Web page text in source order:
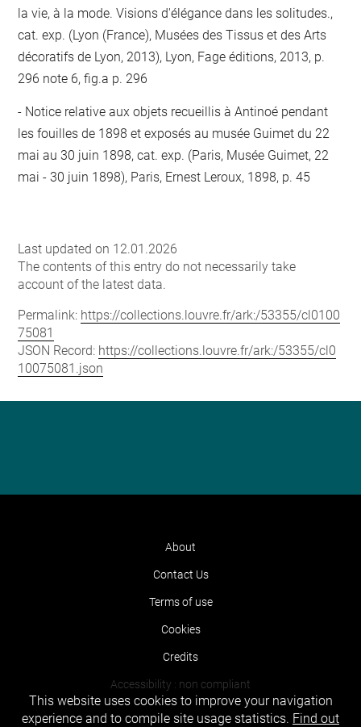
la vie, à la mode. Visions d'élégance dans les solitudes.,
cat. exp. (Lyon (France), Musées des Tissus et des Arts
décoratifs de Lyon, 2013), Lyon, Fage éditions, 2013, p.
296 note 6, fig.a p. 296
Notice relative aux objets recueillis à Antinoé pendant
les fouilles de 1898 et exposés au musée Guimet du 22
mai au 30 juin 1898, cat. exp. (Paris, Musée Guimet, 22
mai - 30 juin 1898), Paris, Ernest Leroux, 1898, p. 45
Last updated on 12.01.2026
The contents of this entry do not necessarily take
account of the latest data.
Permalink: https://collections.louvre.fr/ark:/53355/cl0100
75081
JSON Record: https://collections.louvre.fr/ark:/53355/cl0
10075081.json
About
Contact Us
Terms of use
Cookies
Credits
Accessibility : non compliant
This website uses cookies to improve your navigation
experience and to compile site usage statistics. Find out